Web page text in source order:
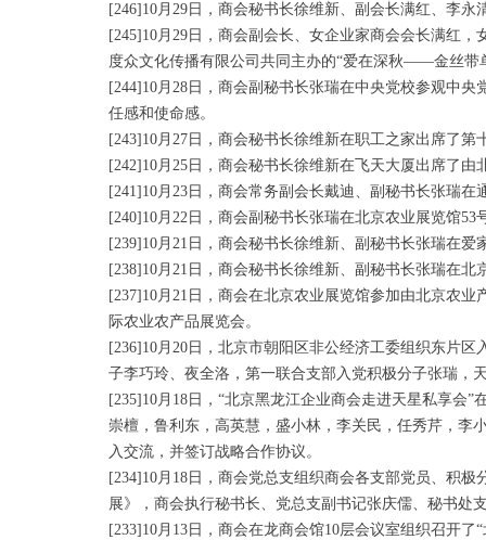
[246]10月29日，商会秘书长徐维新、副会长满红、李
[245]10月29日，商会副会长、女企业家商会会长满红
度众文化传播有限公司共同主办的“爱在深秋——金丝带
[244]10月28日，商会副秘书长张瑞在中央党校参观中
任感和使命感。
[243]10月27日，商会秘书长徐维新在职工之家出席了
[242]10月25日，商会秘书长徐维新在飞天大厦出席了
[241]10月23日，商会常务副会长戴迪、副秘书长张瑞
[240]10月22日，商会副秘书长张瑞在北京农业展览馆
[239]10月21日，商会秘书长徐维新、副秘书长张瑞在
[238]10月21日，商会秘书长徐维新、副秘书长张瑞在
[237]10月21日，商会在北京农业展览馆参加由北京农
际农业农产品展览会。
[236]10月20日，北京市朝阳区非公经济工委组织东片
子李巧玲、夜全洛，第一联合支部入党积极分子张瑞，
[235]10月18日，“北京黑龙江企业商会走进天星私享会
崇檀，鲁利东，高英慧，盛小林，李关民，任秀芹，李
入交流，并签订战略合作协议。
[234]10月18日，商会党总支组织商会各支部党员、积
展》，商会执行秘书长、党总支副书记张庆儒、秘书处
[233]10月13日，商会在龙商会馆10层会议室组织召开